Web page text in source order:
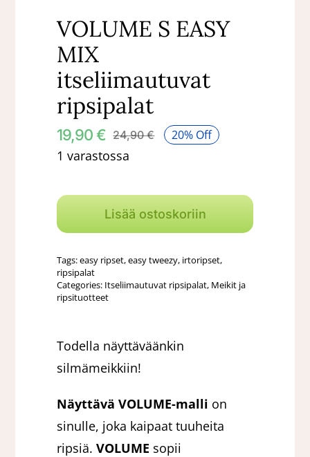
VOLUME S EASY
MIX
itseliimautuvat
ripsipalat
24,90€Alkuperäinen
24,90 €.
19,90€
Nykyinen
19,90 €.
20% Off
1 varastossa
S
itseliimautuvat
ripsipalat
Lisää ostoskoriin
Tags:easy ripset,easy tweezy, irtoripset,
ripsipalat
Categories: Itseliimautuvat ripsipalat, Meikit ja
ripsituotteet
Todella näyttäväänkin
silmämeikkiin!
Näyttävä VOLUME-malli on
sinulle, joka kaipaat tuuheita
ripsiä.VOLUME sopii